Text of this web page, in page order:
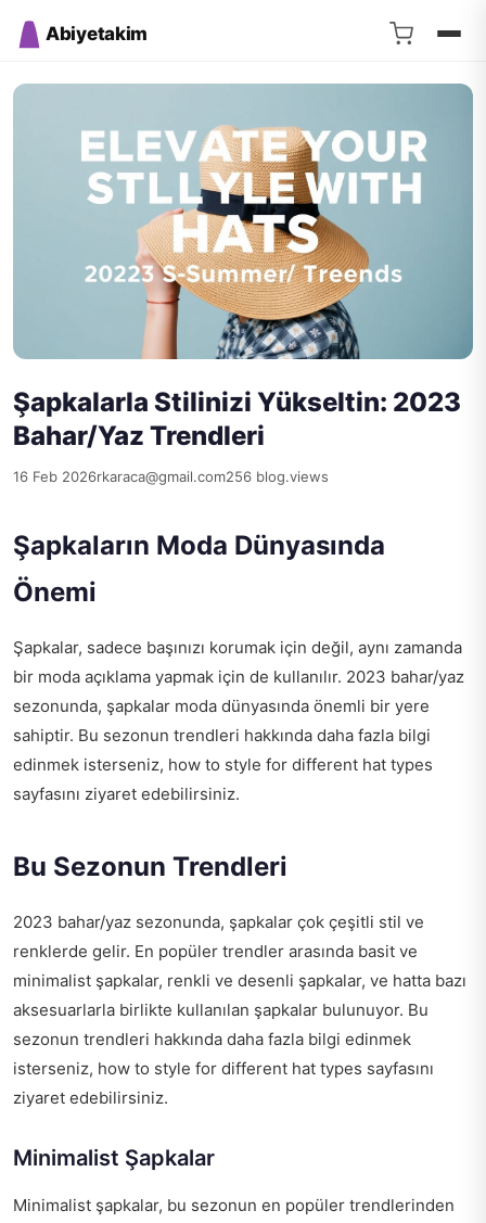
Abiyetakim
Şapkalarla Stilinizi Yükseltin: 2023
Bahar/Yaz Trendleri
16 Feb 2026rkaraca@gmail.com256 blog.views
Şapkaların Moda Dünyasında
Önemi
Şapkalar, sadece başınızı korumak için değil, aynı zamanda
bir moda açıklama yapmak için de kullanılır. 2023 bahar/yaz
sezonunda, şapkalar moda dünyasında önemli bir yere
sahiptir. Bu sezonun trendleri hakkında daha fazla bilgi
edinmek isterseniz, how to style for different hat types
sayfasını ziyaret edebilirsiniz.
Bu Sezonun Trendleri
2023 bahar/yaz sezonunda, şapkalar çok çeşitli stil ve
renklerde gelir. En popüler trendler arasında basit ve
minimalist şapkalar, renkli ve desenli şapkalar, ve hatta bazı
aksesuarlarla birlikte kullanılan şapkalar bulunuyor. Bu
sezonun trendleri hakkında daha fazla bilgi edinmek
isterseniz, how to style for different hat types sayfasını
ziyaret edebilirsiniz.
Minimalist Şapkalar
Minimalist şapkalar, bu sezonun en popüler trendlerinden